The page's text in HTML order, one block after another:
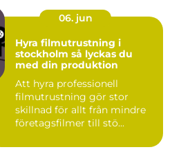
06. jun
Hyra filmutrustning i
stockholm så lyckas du
med din produktion
Att hyra professionell
filmutrustning gör stor
skillnad för allt från mindre
företagsfilmer till stö...